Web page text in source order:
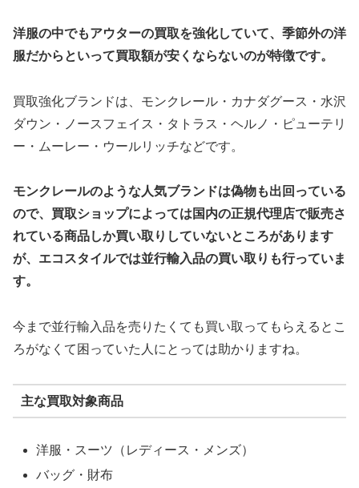
洋服の中でもアウターの買取を強化していて、季節外の洋
服だからといって買取額が安くならないのが特徴です。
買取強化ブランドは、モンクレール・カナダグース・水沢
ダウン・ノースフェイス・タトラス・ヘルノ・ピューテリ
ー・ムーレー・ウールリッチなどです。
モンクレールのような人気ブランドは偽物も出回っている
ので、買取ショップによっては国内の正規代理店で販売さ
れている商品しか買い取りしていないところがあります
が、エコスタイルでは並行輸入品の買い取りも行っていま
す。
今まで並行輸入品を売りたくても買い取ってもらえるとこ
ろがなくて困っていた人にとっては助かりますね。
主な買取対象商品
洋服・スーツ（レディース・メンズ）
バッグ・財布